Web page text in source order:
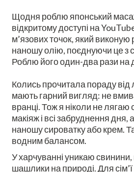
Щодня роблю японський
відкритому доступі на
м’язових точок, який виконую
наношу олію, поєднуючи це з
Роблю його один-два рази на
Колись прочитала пораду від
мають гарний вигляд: не
вранці. Тож я ніколи не
макіяж і всі забруднення дня,
наношу сироватку або крем.
водним балансом.
У харчуванні уникаю
шашлики на природі. Для